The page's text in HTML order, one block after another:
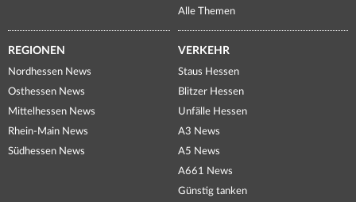
Alle Themen
REGIONEN
Nordhessen News
Osthessen News
Mittelhessen News
Rhein-Main News
Südhessen News
VERKEHR
Staus Hessen
Blitzer Hessen
Unfälle Hessen
A3 News
A5 News
A661 News
Günstig tanken